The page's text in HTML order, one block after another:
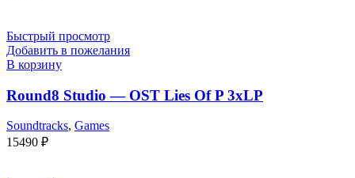
Быстрый просмотр
Добавить в пожелания
В корзину
Round8 Studio — OST Lies Of P 3xLP
Soundtracks, Games
15490 ₽